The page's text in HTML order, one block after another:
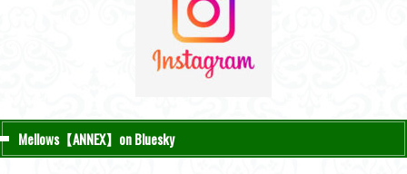
Mellows【ANNEX】on Bluesky